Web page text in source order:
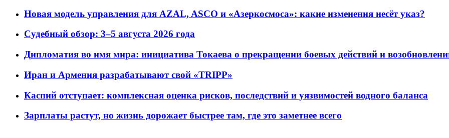
Новая модель управления для AZAL, ASCO и «Азеркосмоса»: какие изменения несёт указ?
Судебный обзор: 3–5 августа 2026 года
Дипломатия во имя мира: инициатива Токаева о прекращении боевых действий и
Иран и Армения разрабатывают свой «TRIPP»
Каспий отступает: комплексная оценка рисков, последствий и уязвимостей водного баланса
Зарплаты растут, но жизнь дорожает быстрее там, где это заметнее всего